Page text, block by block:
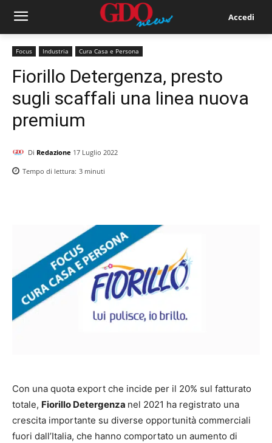
Accedi
Focus Industria Cura Casa e Persona
Fiorillo Detergenza, presto
sugli scaffali una linea nuova
premium
Di Redazione 17 Luglio 2022
Tempo di lettura: 3 minuti
Con una quota export che incide per il 20% sul fatturato
totale, Fiorillo Detergenza nel 2021 ha registrato una
crescita importante su diverse opportunità commerciali
fuori dall’Italia, che hanno comportato un aumento di